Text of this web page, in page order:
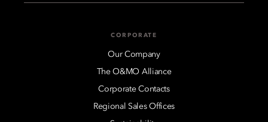
CORPORATE
Our Company
The O&MO Alliance
Corporate Contacts
Regional Sales Offices